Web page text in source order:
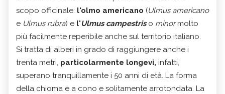
scopo officinale: l'olmo americano (Ulmus americano
e Ulmus rubra) e l'Ulmuscampestriso minormolto
più facilmente reperibile anche sul territorio italiano.
Si tratta di alberi in grado di raggiungere anche i
trenta metri, particolarmente longevi, infatti,
superano tranquillamente i 50 anni di età. La forma
della chioma è a cono e solitamente arrotondata. La